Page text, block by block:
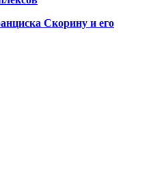
Скорину и его